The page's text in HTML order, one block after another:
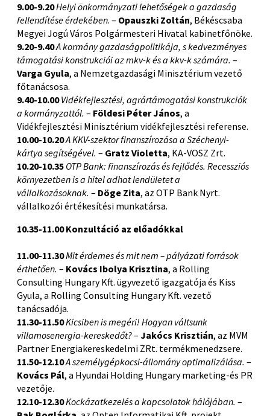
9.00-9.20Helyi önkormányzati lehetőségek a gazdaság
fellendítése érdekében. – Opauszki Zoltán, Békéscsaba
Megyei Jogú Város Polgármesteri Hivatal kabinetfőnöke.
9.20-9.40A kormány gazdaságpolitikája, s kedvezményes
támogatási konstrukciói az mkv-k és a kkv-k számára. –
Varga Gyula, a Nemzetgazdasági Minisztérium vezető
főtanácsosa.
9.40-10.00Vidékfejlesztési, agrártámogatási konstrukciók
a kormányzattól. – Földesi Péter János, a
Vidékfejlesztési Minisztérium vidékfejlesztési referense.
10.00-10.20A KKV-szektor finanszírozása a Széchenyi-
kártya segítségével. – Gratz Violetta, KA-VOSZ Zrt.
10.20-10.35 OTP Bank: finanszírozás és fejlődés. Recessziós
környezetben is a hitel adhat lendületet a
vállalkozásoknak. – Döge Zita, az OTP Bank Nyrt.
vállalkozói értékesítési munkatársa.
10.35-11.00 Konzultáció az előadókkal
11.00-11.30Mit érdemes és mit nem – pályázati források
érthetően. – Kovács Ibolya Krisztina, a Rolling
Consulting Hungary Kft. ügyvezető igazgatója és Kiss
Gyula, a Rolling Consulting Hungary Kft. vezető
tanácsadója.
11.30-11.50Kicsiben is megéri! Hogyan váltsunk
villamosenergia-kereskedőt?– Jakócs Krisztián, az MVM
Partner Energiakereskedelmi ZRt. termékmenedzsere.
11.50-12.10A személygépkocsi-állomány optimalizálása. –
Kovács Pál, a Hyundai Holding Hungary marketing-és PR
vezetője.
12.10-12.30Kockázatkezelés a kapcsolatok hálójában. –